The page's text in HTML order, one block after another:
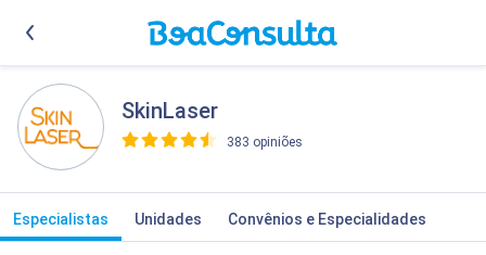
SkinLaser
383 opiniões
Especialistas Unidades Convênios e Especialidades